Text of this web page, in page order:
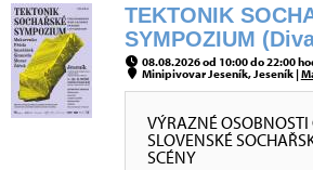
TEKTONIK
SYMPOZIUM
08.08.2026 od 10:00 do 22:00
Minipivovar Jeseník, Jeseník |
VÝRAZNÉ OSOBNOSTI
SLOVENSKÉ
SCÉNY